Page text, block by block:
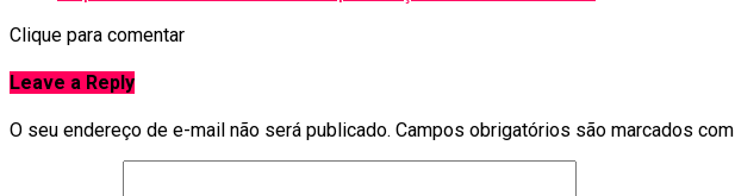
Clique para comentar
Leave a Reply
O seu endereço de e-mail não será publicado. Campos obrigatórios são marcados com